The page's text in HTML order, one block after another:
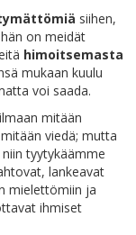
siihen,
on meidät
himoitsemasta
mukaan kuulu
voi saada.
mitään
viedä; mutta
tyytykäämme
lankeavat
mielettömiin ja
ihmiset